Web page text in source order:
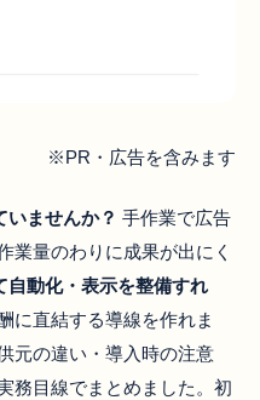
※PR・広告を含みます
いませんか？ 手作業で広告
業量のわりに成果が出にく
自動化・表示を整備すれ
に直結する導線を作れま
元の違い・導入時の注意
務目線でまとめました。初